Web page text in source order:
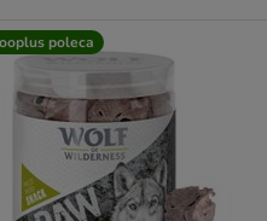
poleca